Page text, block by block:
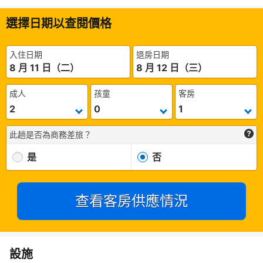
選擇日期以查閱價格
入住日期
8 月 11 日（二）
退房日期
8 月 12 日（三）
成人 孩童 客房
此趟是否為商務差旅？
是 否
查看客房供應情況
設施